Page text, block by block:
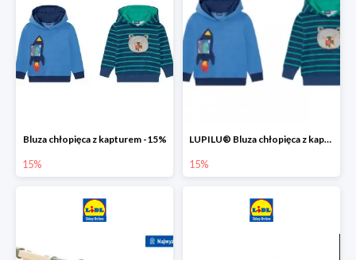
Bluza chłopięca z kapturem -15%
15%
LUPILU® Bluza chłopięca z kapturem
15%